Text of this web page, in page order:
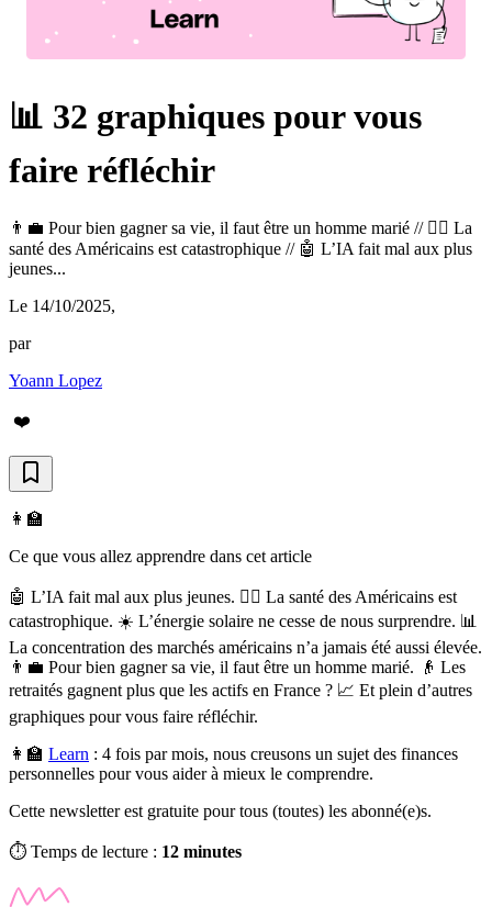
📊 32 graphiques pour vous
faire réfléchir
👨‍💼 Pour bien gagner sa vie, il faut être un homme marié // 👩‍⚕️ La
santé des Américains est catastrophique // 🤖 L’IA fait mal aux plus
jeunes...
Le 14/10/2025,
par
Yoann Lopez
❤️
👩‍🏫
Ce que vous allez apprendre dans cet article
🤖 L’IA fait mal aux plus jeunes. 👩‍⚕️ La santé des Américains est
catastrophique. ☀️ L’énergie solaire ne cesse de nous surprendre. 📊
La concentration des marchés américains n’a jamais été aussi élevée.
👨‍💼 Pour bien gagner sa vie, il faut être un homme marié. 👴 Les
retraités gagnent plus que les actifs en France ? 📈 Et plein d’autres
graphiques pour vous faire réfléchir.
👩‍🏫 Learn : 4 fois par mois, nous creusons un sujet des finances
personnelles pour vous aider à mieux le comprendre.
Cette newsletter est gratuite pour tous (toutes) les abonné(e)s.
⏱️ Temps de lecture : 12 minutes